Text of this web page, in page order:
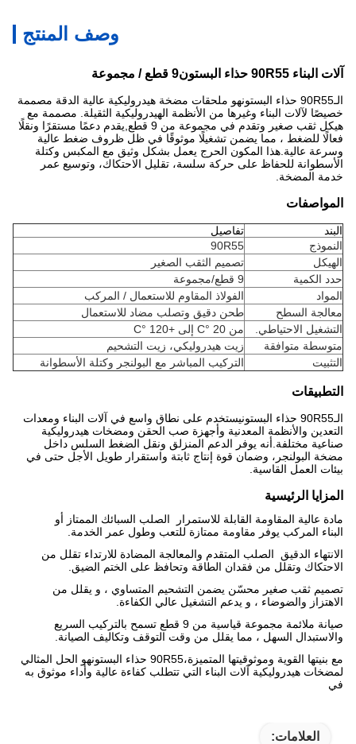
وصف المنتج
آلات البناء 90R55 حذاء البستون 9 قطع / مجموعة
الـ90R55 حذاء البستون
هو ملحقات مضخة هيدروليكية عالية الدقة مصممة
خصيصًا لآلات البناء وغيرها من الأنظمة الهيدروليكية الثقيلة. مصممة مع
هيكل ثقب صغير وتقدم في مجموعة من 9 قطع,يقدم دعمًا مستقرًا ونقلًا
فعالًا للضغط ، مما يضمن تشغيلًا موثوقًا في ظل ظروف ضغط عالية
وسرعة عالية.هذا المكون الحرج يعمل بشكل وثيق مع المكبس وكتلة
الأسطوانة للحفاظ على حركة سلسة، تقليل الاحتكاك، وتوسيع عمر
خدمة المضخة.
المواصفات
البند
تفاصيل
النموذج
90R55
الهيكل
تصميم الثقب الصغير
حدد الكمية
المواد
الفولاذ المقاوم للاستعمال / المركب
معالجة السطح
طحن دقيق وتصلب مضاد للاستعمال
التشغيل الاحتياطي.
من 20 °C إلى +120 °C
متوسطة متوافقة
زيت هيدروليكي، زيت التشحيم
التثبيت
التركيب المباشر مع البولنجر وكتلة الأسطوانة
التطبيقات
الـ90R55 حذاء البستون
يستخدم على نطاق واسع في آلات البناء ومعدات
التعدين والأنظمة المعدنية وأجهزة صب الحقن ومضخات هيدروليكية
صناعية مختلفة.أنه يوفر الدعم المنزلق ونقل الضغط السلس داخل
مضخة البولنجر، وضمان قوة إنتاج ثابتة واستقرار طويل الأجل حتى في
بيئات العمل القاسية.
المزايا الرئيسية
مادة عالية المقاومة القابلة للاستمرار ️ الصلب السبائك الممتاز أو
البناء المركب يوفر مقاومة ممتازة للتعب وطول عمر الخدمة.
الانتهاء الدقيق ️ الصلب المتقدم والمعالجة المضادة للارتداء تقلل من
الاحتكاك وتقلل من فقدان الطاقة وتحافظ على الختم الضيق.
تصميم ثقب صغير محسّن يضمن التشحيم المتساوي ، و يقلل من
الاهتزاز والضوضاء ، و يدعم التشغيل عالي الكفاءة.
صيانة ملائمة مجموعة قياسية من 9 قطع تسمح بالتركيب السريع
والاستبدال السهل ، مما يقلل من وقت التوقف وتكاليف الصيانة.
مع بنيتها القوية وموثوقيتها المتميزة،90R55 حذاء البستون
هو الحل المثالي
لمضخات هيدروليكية آلات البناء التي تتطلب كفاءة عالية وأداء موثوق به
في
العلامات: